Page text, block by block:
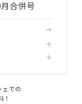
合併号
ェでの
！